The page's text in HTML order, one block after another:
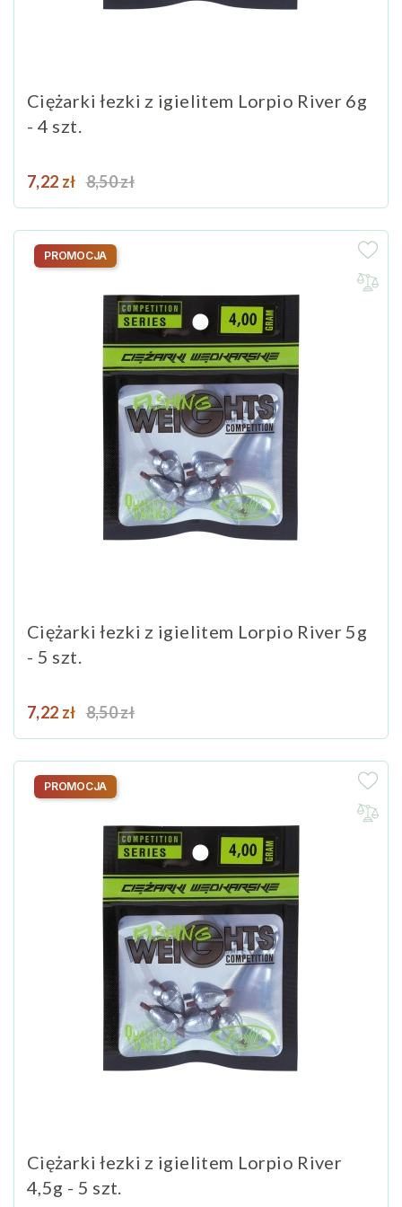
Ciężarki łezki z igielitem Lorpio River 6g
- 4 szt.
Cena
7,22 zł Cena podstawowa
8,50 zł
Ciężarki łezki z igielitem Lorpio River 5g
- 5 szt.
Cena
7,22 zł Cena podstawowa
8,50 zł
PROMOCJA
Ciężarki łezki z igielitem Lorpio River
4,5g - 5 szt.
PROMOCJA